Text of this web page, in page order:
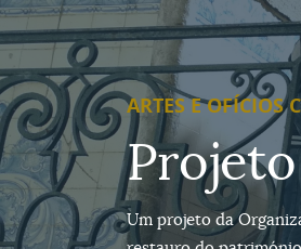
ARTES E OFÍCIOS
Um projeto da